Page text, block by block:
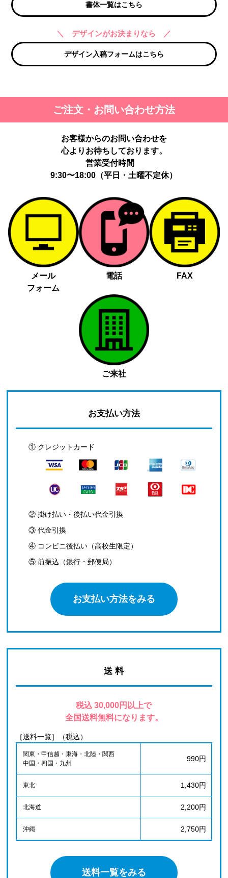
書体一覧はこちら
＼ デザインがお決まりなら ／
デザイン入稿フォームはこちら
ご注文・お問い合わせ方法
お客様からのお問い合わせを
心よりお待ちしております。
営業受付時間
9:30〜18:00（平日・土曜不定休）
メール
フォーム
電話 FAX
ご来社
お支払い方法
① クレジットカード
② 掛け払い・後払い代金引換
③ 代金引換
④ コンビニ後払い（高校生限定）
⑤ 前振込（銀行・郵便局）
お支払い方法をみる
送 料
税込 30,000円以上で
全国送料無料になります。
［送料一覧］（税込）
関東・甲信越・東海・北陸・関西
中国・四国・九州
990円
東北 1,430円
北海道 2,200円
沖縄 2,750円
送料一覧をみる